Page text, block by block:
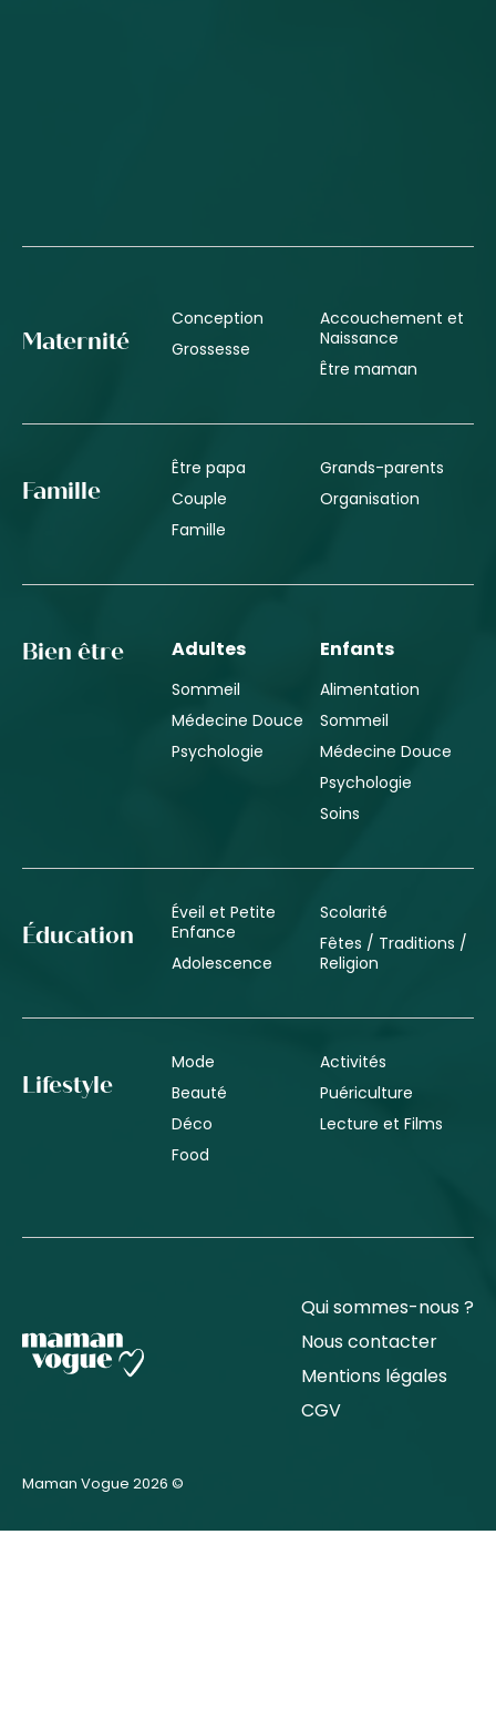
Maternité
Conception
Grossesse
Accouchement et
Naissance
Être maman
Famille
Être papa
Couple
Famille
Grands-parents
Organisation
Bien être Adultes
Sommeil
Médecine Douce
Psychologie
Enfants
Alimentation
Sommeil
Médecine Douce
Psychologie
Soins
Éducation
Éveil et Petite
Enfance
Adolescence
Scolarité
Fêtes / Traditions /
Religion
Lifestyle
Mode
Beauté
Déco
Food
Activités
Puériculture
Lecture et Films
Qui sommes-nous ?
Nous contacter
Mentions légales
CGV
Maman Vogue 2026 ©